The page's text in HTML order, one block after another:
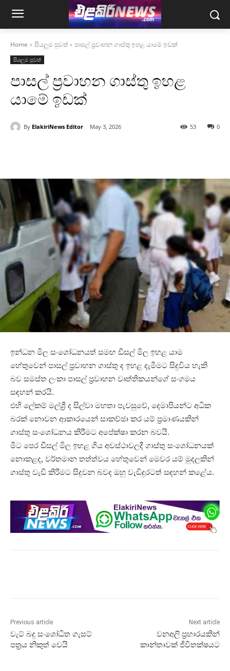
Home සියලුම පුවත් පාසල් ප්‍රවාහන ගාස්තු ඉහළ යාමේ ඉඩක්
සියලුම පුවත්
පාසල් ප්‍රවාහන ගාස්තු ඉහළ
යාමේ ඉඩක්
By ElakiriNews Editor May 3, 2026 0
53
ඉන්ධන මිල සංශෝධනයත් සමඟ ඩීසල් මිල ඉහළ යාම
හේතුවෙන් පාසල් ප්‍රවාහන ගාස්තු ද ඉහළ දැමීමට සිදුවිය හැකි
බව සමස්ත ලංකා පාසල් ප්‍රවාහන වෘත්තිකයන්ගේ සංගමය
සඳහන් කරයි.
එහි ලේකම් මල්ශ්‍රී ද සිල්වා මහතා පැවසුවේ, දෙමාපියන්ට අධික
බරක් නොවන ආකාරයෙන් සාකච්ඡා කර යම් ප්‍රමාණයකින්
ගාස්තු සංශෝධනය කිරීමට අපේක්ෂා කරන බවයි.
මීට පෙර ඩීසල් මිල ඉහළ ගිය අවස්ථාවලදී ගාස්තු සංශෝධනයක්
නොකළද, වර්තමාන තත්ත්වය හේතුවෙන් මෙවර යම් මුදලකින්
ගාස්තු වැඩි කිරීමට සිදුවන බවද ඔහු වැඩිදුරටත් සඳහන් කළේය.
Previous article
වැට් බදු සංශෝධිත ගැසට්
පත්‍රය නිකුත් වෙයි
Next article
වනඅලි ප්‍රහාරයකින්
කාන්තාවක් ජීවිතක්ෂයට